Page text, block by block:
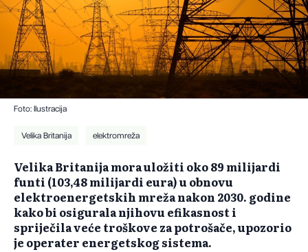
Foto: Ilustracija
Velika Britanija elektromreža
Velika Britanija mora uložiti oko 89 milijardi
funti (103,48 milijardi eura) u obnovu
elektroenergetskih mreža nakon 2030. godine
kako bi osigurala njihovu efikasnost i
spriječila veće troškove za potrošače, upozorio
je operater energetskog sistema.